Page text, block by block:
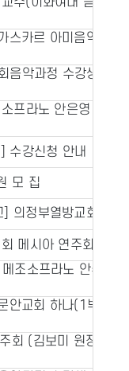
스카르 아미음악학
음악과정 수강생
프라노 안은영 교
수강신청 안내
모 집
의정부열방교회
메시아 연주회
조소프라노 안수
안교회 하나(1부)
회 (김보미 원장